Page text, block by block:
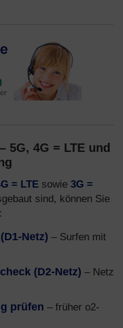
– 5G, 4G = LTE und
= LTE sowie 3G =
sind, können Sie
Netz) – Surfen mit
(D2-Netz) – Netz
prüfen – früher o2-